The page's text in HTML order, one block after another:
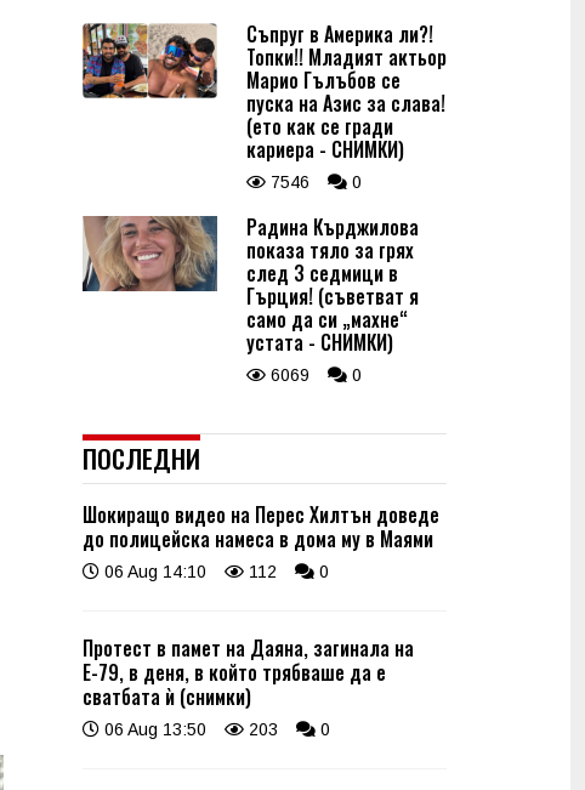
Съпруг в Америка ли?!
Топки!! Младият актьор
Марио Гълъбов се
пуска на Азис за слава!
(ето как се гради
кариера - СНИМКИ)
7546 0
Радина Кърджилова
показа тяло за грях
след 3 седмици в
Гърция! (съветват я
само да си „махне“
устата - СНИМКИ)
6069 0
ПОСЛЕДНИ
Шокиращо видео на Перес Хилтън доведе
до полицейска намеса в дома му в Маями
06 Aug 14:10 112 0
Протест в памет на Даяна, загинала на
Е-79, в деня, в който трябваше да е
сватбата ѝ (снимки)
06 Aug 13:50 203 0